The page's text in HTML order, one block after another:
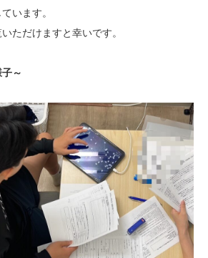
います。
ただけますと幸いです。
～